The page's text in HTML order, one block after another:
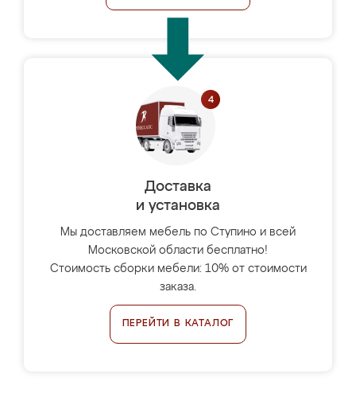
Доставка
и установка
Мы доставляем мебель по Ступино и всей
Московской области бесплатно!
Стоимость сборки мебели: 10% от стоимости
заказа.
ПЕРЕЙТИ В КАТАЛОГ